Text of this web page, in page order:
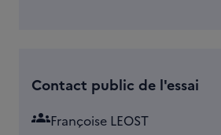
Contact public de l'essai
groupsFrançoise LEOST